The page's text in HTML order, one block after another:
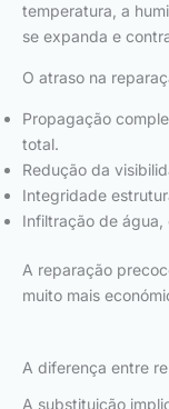
temperatura, a
se expanda e
O atraso na
Propagação
total.
Redução da
Integridade
Infiltração de água,
A reparação
muito mais
A diferença entre
A substituição